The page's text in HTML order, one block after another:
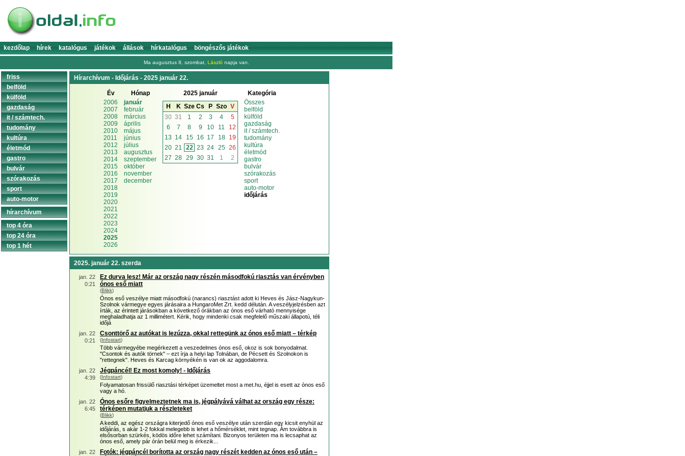
kezdőlap hírek katalógus játékok állások hírkatalógus böngészős játékok
Ma augusztus 8, szombat, László napja van.
Hírarchívum - Időjárás - 2025 január 22.
Év
2006
2007
2008
2009
2010
2011
2012
2013
2014
2015
2016
2017
2018
2019
2020
2021
2022
2023
2024
2025
2026
Hónap
január
február
március
április
május
június
július
augusztus
szeptember
október
november
december
2025 január
H
K Sze Cs P Szo V
30 31 1 2 3 4
5
6
7 8 9 10 11
12
13 14 15 16 17 18
19
20 21 22 23 24 25 26
27 28 29 30 31 1 2
Kategória
Összes
belföld
külföld
gazdaság
it / számtech.
tudomány
kultúra
életmód
gastro
bulvár
szórakozás
sport
auto-motor
időjárás
2025. január 22. szerda
jan. 22
0:21
Ez durva lesz! Már az ország nagy részén másodfokú riasztás van érvényben
ónos eső miatt
(Blikk)
Ónos eső veszélye miatt másodfokú (narancs) riasztást adott ki Heves és Jász-Nagykun-
Szolnok vármegye egyes járásaira a HungaroMet Zrt. kedd délután. A veszélyjelzésben azt
írták, az érintett járásokban a következő órákban az ónos eső várható mennyisége
meghaladhatja az 1 millimétert. Kérik, hogy mindenki csak megfelelő műszaki állapotú, téli
időjá
jan. 22
0:21
Csonttörő az autókat is lezúzza, okkal rettegünk az ónos eső miatt – térkép
(Infostart)
Több vármegyébe megérkezett a veszedelmes ónos eső, okoz is sok bonyodalmat.
"Csontok és autók törnek" – ezt írja a helyi lap Tolnában, de Pécsett és Szolnokon is
"rettegnek". Heves és Karcag környékén is van ok az aggodalomra.
jan. 22
4:39
Jégpáncél! Ez most komoly! - Időjárás
(Infostart)
Folyamatosan frissülő riasztási térképet üzemeltet most a met.hu, éjjel is esett az ónos eső
vagy a hó.
jan. 22
6:45
Ónos esőre figyelmeztetnek ma is, jégpályává válhat az ország egy része:
térképen mutatjuk a részleteket
(Blikk)
A keddi, az egész országra kiterjedő ónos eső veszélye után szerdán egy kicsit enyhül az
időjárás, s akár 1-2 fokkal melegebb is lehet a hőmérséklet, mint tegnap. Ám továbbra is
elsősorban szürkés, ködös időre lehet számítani. Bizonyos területen ma is lecsaphat az
ónos eső, amely pár órán belül meg is érkezik...
jan. 22
Fotók: jégpáncél borította az ország nagy részét kedden az ónos eső után –
friss
belföld
külföld
gazdaság
it / számtech.
tudomány
kultúra
életmód
gastro
bulvár
szórakozás
sport
auto-motor
hírarchívum
top 4 óra
top 24 óra
top 1 hét